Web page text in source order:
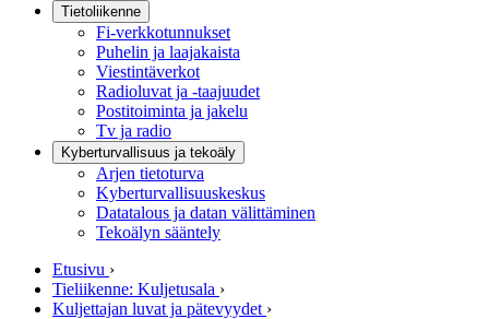
Tietoliikenne
Fi-verkkotunnukset
Puhelin ja laajakaista
Viestintäverkot
Radioluvat ja -taajuudet
Postitoiminta ja jakelu
Tv ja radio
Kyberturvallisuus ja tekoäly
Arjen tietoturva
Kyberturvallisuuskeskus
Datatalous ja datan välittäminen
Tekoälyn sääntely
Etusivu ›
Tieliikenne: Kuljetusala ›
Kuljettajan luvat ja pätevyydet ›